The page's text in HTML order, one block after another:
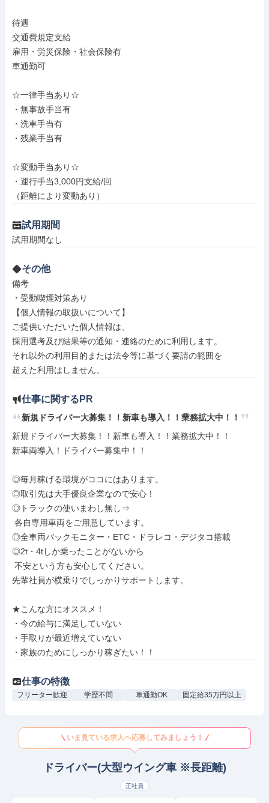
待遇
交通費規定支給
雇用・労災保険・社会保険有
車通勤可
☆一律手当あり☆
・無事故手当有
・洗車手当有
・残業手当有
☆変動手当あり☆
・運行手当3,000円支給/回
（距離により変動あり）
試用期間
試用期間なし
その他
備考
・受動喫煙対策あり
【個人情報の取扱いについて】
ご提供いただいた個人情報は、
採用選考及び結果等の通知・連絡のために利用します。
それ以外の利用目的または法令等に基づく要請の範囲を
超えた利用はしません。
仕事に関するPR
新規ドライバー大募集！！新車も導入！！業務拡大中！！
新規ドライバー大募集！！新車も導入！！業務拡大中！！
新車両導入！ドライバー募集中！！
◎毎月稼げる環境がココにはあります。
◎取引先は大手優良企業なので安心！
◎トラックの使いまわし無し⇒
◎全車両バックモニター・ETC・ドラレコ・デジタコ搭載
◎2t・4tしか乗ったことがないから
先輩社員が横乗りでしっかりサポートします。
★こんな方にオススメ！
・今の給与に満足していない
・手取りが最近増えていない
・家族のためにしっかり稼ぎたい！！
仕事の特徴
フリーター歓迎 学歴不問 車通勤OK 固定給35万円以上
いま見ている求人へ応募してみましょう！
ドライバー(大型ウイング車 ※長距離)
正社員